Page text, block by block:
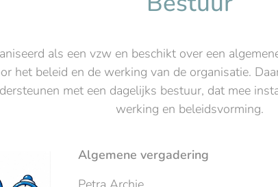
als een vzw en beschikt over een
het beleid en de werking van de organisatie.
met een dagelijks bestuur, dat mee
werking en beleidsvorming.
Algemene vergadering